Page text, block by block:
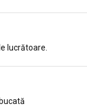
lucrătoare.